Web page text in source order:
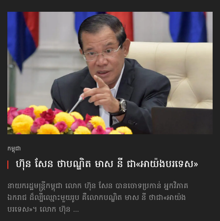
កម្ពុជា
ហ៊ុន សែន ថាបណ្ឌិត មាស នី ជា​«អាយ៉ងបរទេស»
នាយករដ្ឋមន្ត្រីកម្ពុជា លោក ហ៊ុន សែន បានចោទប្រកាន់ អ្នកវិភាគ
ឯករាជ ដ៏ល្បីឈ្មោះមួយរូប គឺលោកបណ្ឌិត មាស នី ថាជា«អាយ៉ង
បរទេស»។ លោក ហ៊ុន ...